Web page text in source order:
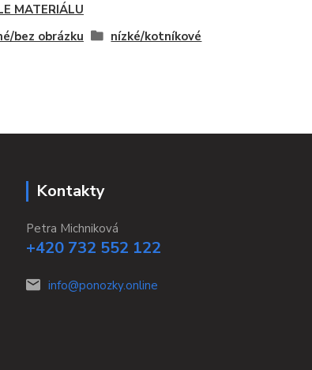
MATERIÁLU
bez obrázku
nízké/kotníkové
Kontakty
Petra Michniková
+420 732 552 122
info@ponozky.online